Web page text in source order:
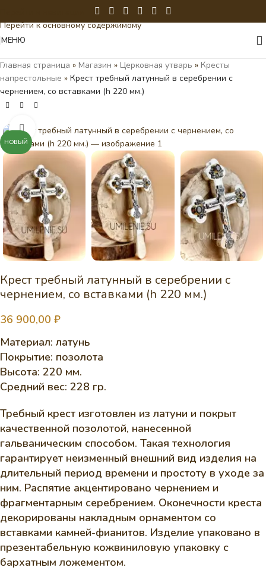
Перейти к основному содержимому
МЕНЮ
Главная страница » Магазин » Церковная утварь » Кресты
напрестольные » Крест требный латунный в серебрении с
чернением, со вставками (h 220 мм.)
НОВЫЙ
Нажмите, чтобы увеличить
Крест требный латунный в серебрении с
чернением, со вставками (h 220 мм.)
36 900,00 ₽
Материал: латунь
Покрытие: позолота
Высота: 220 мм.
Средний вес: 228 гр.
Требный крест изготовлен из латуни и покрыт
качественной позолотой, нанесенной
гальваническим способом. Такая технология
гарантирует неизменный внешний вид изделия на
длительный период времени и простоту в уходе за
ним. Распятие акцентировано чернением и
фрагментарным серебрением. Оконечности креста
декорированы накладным орнаментом со
вставками камней-фианитов. Изделие упаковано в
презентабельную кожвиниловую упаковку с
бархатным ложементом.